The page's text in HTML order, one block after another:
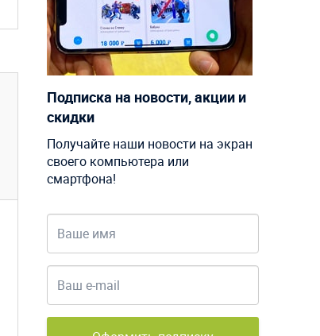
Подписка на новости, акции и
скидки
Получайте наши новости на экран
своего компьютера или
смартфона!